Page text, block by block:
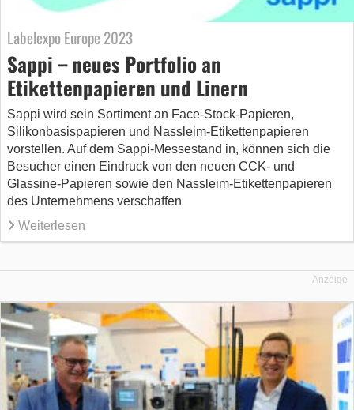
Labelexpo Europe 2023
Sappi – neues Portfolio an
Etikettenpapieren und Linern
Sappi wird sein Sortiment an Face-Stock-Papieren,
Silikonbasispapieren und Nassleim-Etikettenpapieren
vorstellen. Auf dem Sappi-Messestand in, können sich die
Besucher einen Eindruck von den neuen CCK- und
Glassine-Papieren sowie den Nassleim-Etikettenpapieren
des Unternehmens verschaffen
Weiterlesen
Anzeige